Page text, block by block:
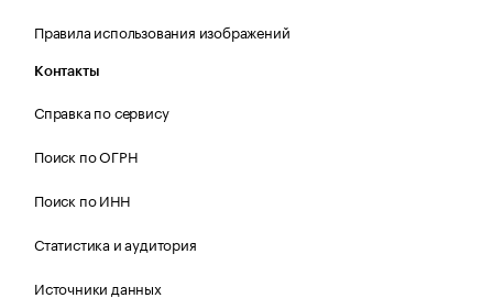
Правила использования изображений
Контакты
Справка по сервису
Поиск по ОГРН
Поиск по ИНН
Статистика и аудитория
Источники данных